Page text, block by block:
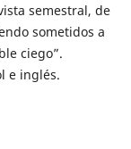
semestral, de
sometidos a
ciego”.
e inglés.